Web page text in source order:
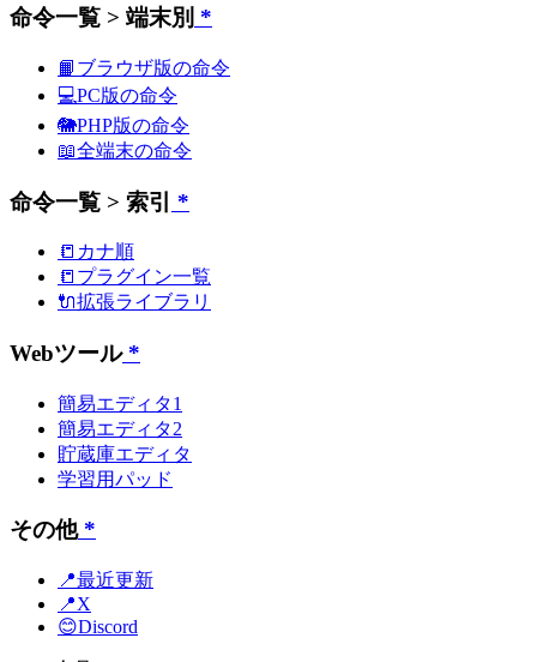
命令一覧 > 端末別 *
📙ブラウザ版の命令
💻PC版の命令
🐘PHP版の命令
📖全端末の命令
命令一覧 > 索引 *
📒カナ順
📒プラグイン一覧
🔌拡張ライブラリ
Webツール*
簡易エディタ1
簡易エディタ2
貯蔵庫エディタ
学習用パッド
その他*
📍最近更新
📍X
😊Discord